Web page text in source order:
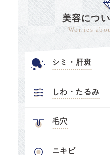
美容につ
- Worries
シミ・肝斑
しわ・たるみ
毛穴
ニキビ